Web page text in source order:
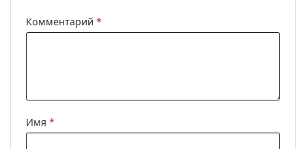
Комментарий *
Имя *